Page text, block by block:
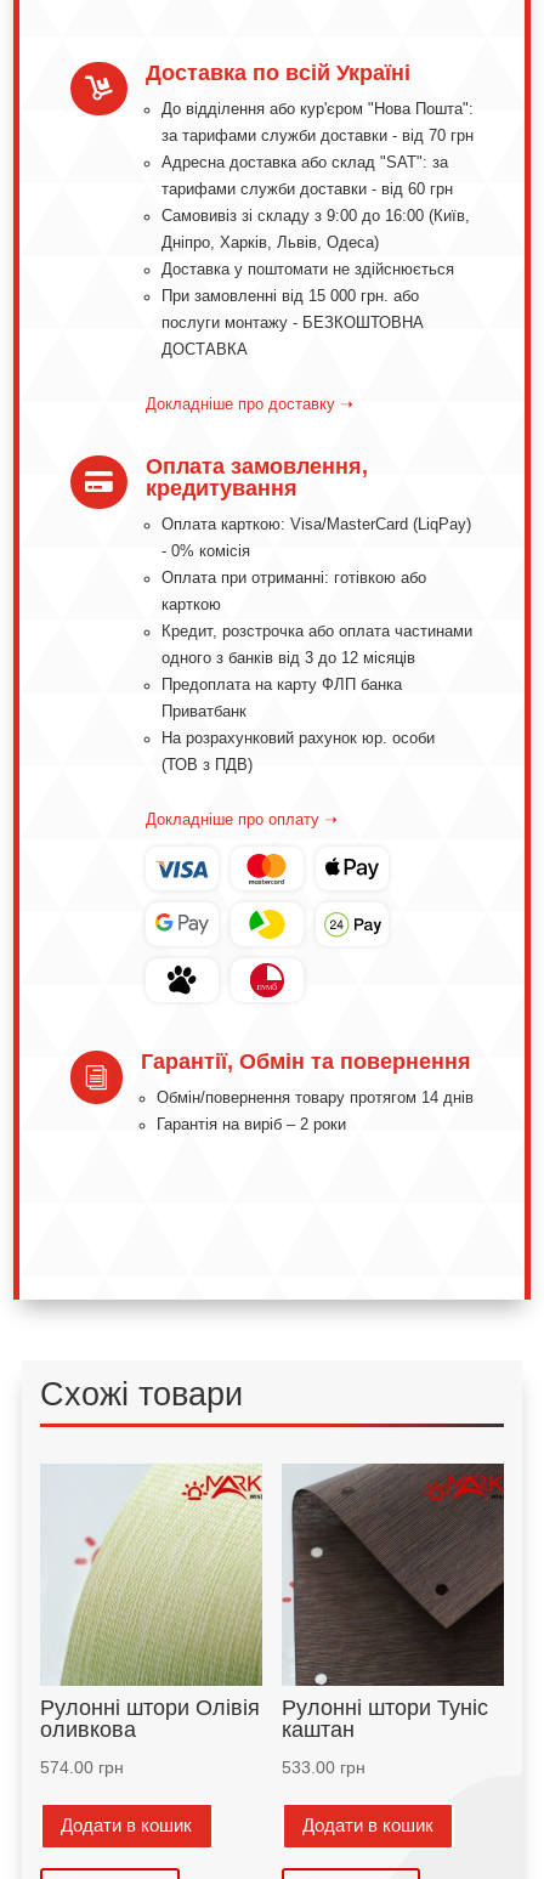

Доставка по всій Україні
До відділення або кур'єром "Нова Пошта":
за тарифами служби доставки - від 70 грн
Адресна доставка або склад "SAT": за
тарифами служби доставки - від 60 грн
Самовивіз зі складу з 9:00 до 16:00 (Київ,
Дніпро, Харків, Львів, Одеса)
Доставка у поштомати не здійснюється
При замовленні від 15 000 грн. або
послуги монтажу - БЕЗКОШТОВНА
ДОСТАВКА
Докладніше про доставку ➝

Оплата замовлення,
кредитування
Оплата карткою: Visa/MasterCard (LiqPay)
- 0% комісія
Оплата при отриманні: готівкою або
карткою
Кредит, розстрочка або оплата частинами
одного з банків від 3 до 12 місяців
Предоплата на карту ФЛП банка
Приватбанк
На розрахунковий рахунок юр. особи
(ТОВ з ПДВ)
Докладніше про оплату ➝
i
Гарантії, Обмін та повернення
Обмін/повернення товару протягом 14 днів
Гарантія на виріб – 2 роки
Схожі товари
Рулонні штори Олівія
оливкова
574.00грн
Додати в кошик
Рулонні штори Туніс
каштан
533.00грн
Додати в кошик